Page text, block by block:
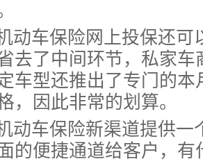
动车保险网上投保还可
去了中间环节，私家
车型还推出了专门的
，因此非常的划算。
动车保险新渠道提供一
的便捷通道给客户，